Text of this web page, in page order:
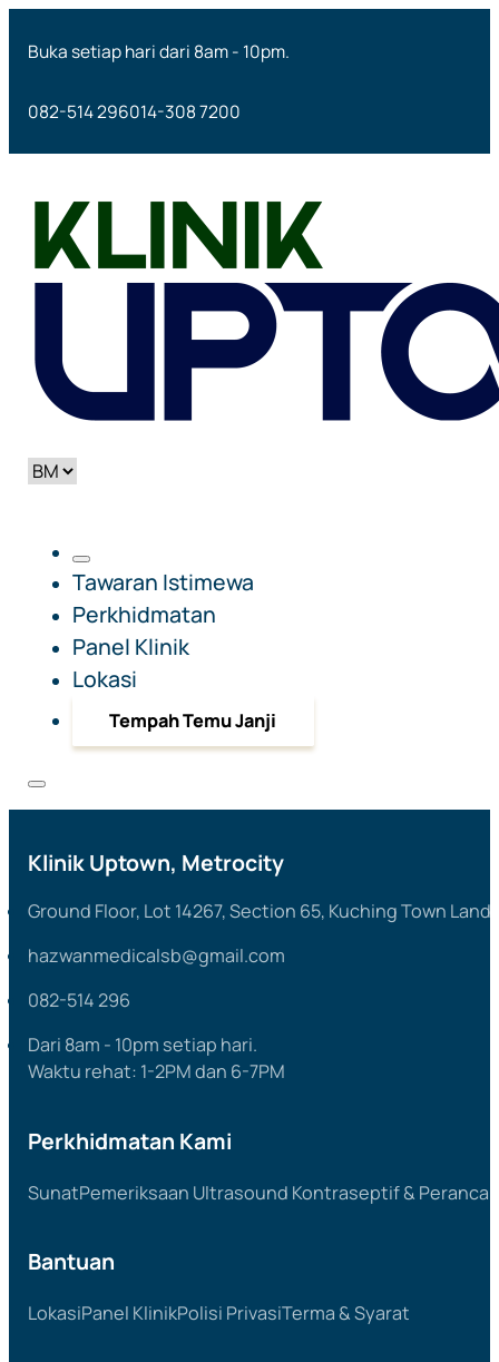
Buka setiap hari dari 8am - 10pm.
082-514 296014-308 7200
Tawaran Istimewa
Perkhidmatan
Panel Klinik
Lokasi
Tempah Temu Janji
Klinik Uptown, Metrocity
Ground Floor, Lot 14267, Section 65, Kuching Town
hazwanmedicalsb@gmail.com
082-514 296
Dari 8am - 10pm setiap hari.
Waktu rehat: 1-2PM dan 6-7PM
Perkhidmatan Kami
SunatPemeriksaan Ultrasound Kontraseptif &
Bantuan
LokasiPanel KlinikPolisi PrivasiTerma & Syarat